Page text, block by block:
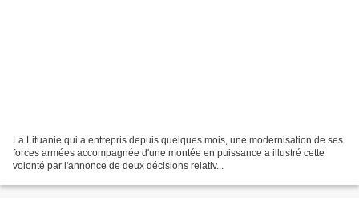
La Lituanie qui a entrepris depuis quelques mois, une modernisation de ses
forces armées accompagnée d'une montée en puissance a illustré cette
volonté par l'annonce de deux décisions relativ...